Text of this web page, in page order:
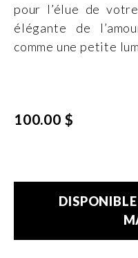
pour l’élue de
élégante de
comme une petite
100.00 $